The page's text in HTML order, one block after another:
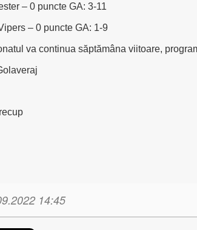
– 0 puncte GA: 3-11
– 0 puncte GA: 1-9
va continua săptămâna viitoare,
14:45